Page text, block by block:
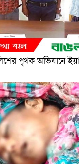
পৃথক অভিযানে